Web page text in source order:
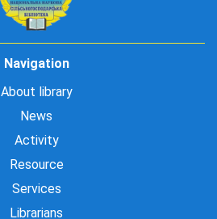
Navigation
About library
News
Activity
Resource
Services
Librarians